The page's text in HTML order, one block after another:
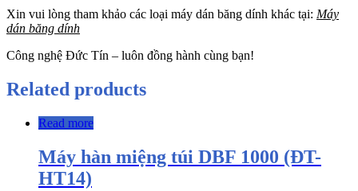
Xin vui lòng tham khảo các loại máy dán băng dính khác tại: Máy
dán băng dính
Công nghệ Đức Tín – luôn đồng hành cùng bạn!
Related products
Read more
Máy hàn miệng túi DBF 1000 (ĐT-
HT14)